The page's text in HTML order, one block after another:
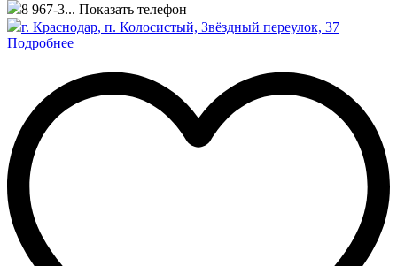
8 967-3... Показать телефон
г. Краснодар, п. Колосистый, Звёздный переулок, 37
Подробнее